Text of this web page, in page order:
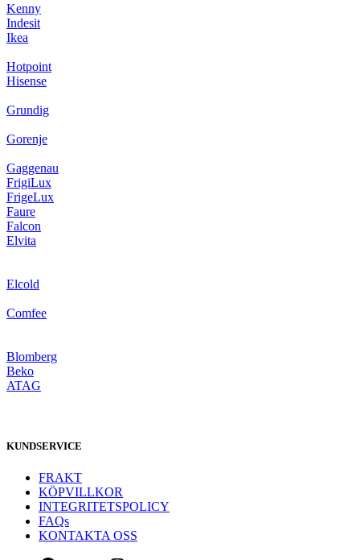
Kenny
Indesit
Ikea
Hotpoint
Hisense
Grundig
Gorenje
Gaggenau
FrigiLux
FrigeLux
Faure
Falcon
Elvita
Elcold
Comfee
Blomberg
Beko
ATAG
KUNDSERVICE
FRAKT
KÖPVILLKOR
INTEGRITETSPOLICY
FAQs
KONTAKTA OSS